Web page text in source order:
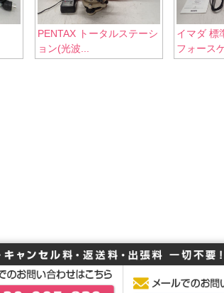
PENTAX トータルステーシ
ョン(光波...
イマダ 標
フォース